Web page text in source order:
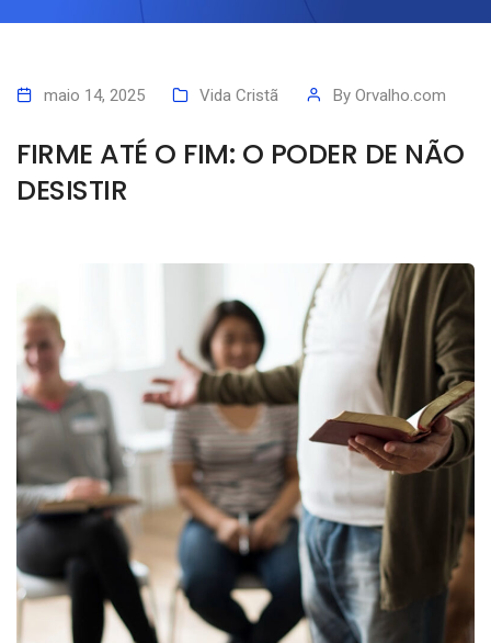
maio 14, 2025 Vida Cristã By Orvalho.com
FIRME ATÉ O FIM: O PODER DE NÃO
DESISTIR